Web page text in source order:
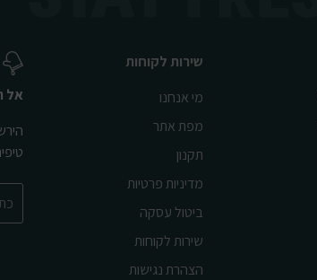
שירות לקוחות
מי אנחנו
מפת אתר
תקנון
מדיניות פרטיות
ביטול עסקה
שירות לקוחות
הצהרת נגישות
אל